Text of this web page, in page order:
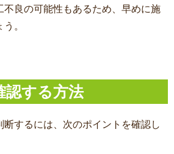
不良の可能性もあるため、早めに施
。
認する方法
するには、次のポイントを確認し